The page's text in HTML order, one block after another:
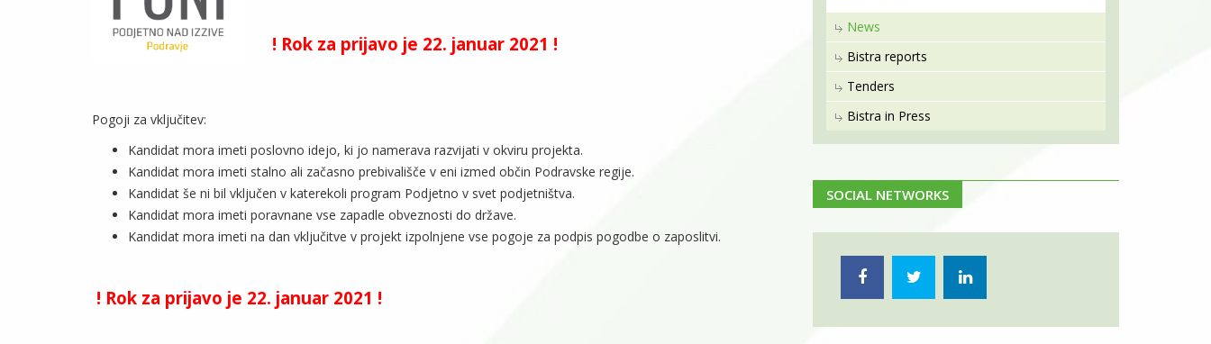
! Rok za prijavo je 22. januar 2021 !
Pogoji za vključitev:
Kandidat mora imeti poslovno idejo, ki jo namerava razvijati v okviru projekta.
Kandidat mora imeti stalno ali začasno prebivališče v eni izmed občin Podravske regije.
Kandidat še ni bil vključen v katerekoli program Podjetno v svet podjetništva.
Kandidat mora imeti poravnane vse zapadle obveznosti do države.
Kandidat mora imeti na dan vključitve v projekt izpolnjene vse pogoje za podpis pogodbe o zaposlitvi.
! Rok za prijavo je 22. januar 2021 !
News
Bistra reports
Tenders
Bistra in Press
SOCIAL NETWORKS